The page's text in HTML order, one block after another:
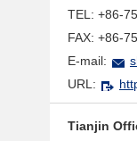
TEL: +86-
FAX: +86-
E-mail:
URL:
Tianjin